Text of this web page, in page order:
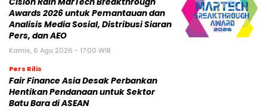
Awards 2026 untuk Pemantauan dan
Analisis Media Sosial, Distribusi Siaran
Pers, dan AEO
Kamis, 6 Agu 2026 - 17:00 WIB
Pers Rilis
Fair Finance Asia Desak Perbankan
Hentikan Pendanaan untuk Sektor
Batu Bara di ASEAN